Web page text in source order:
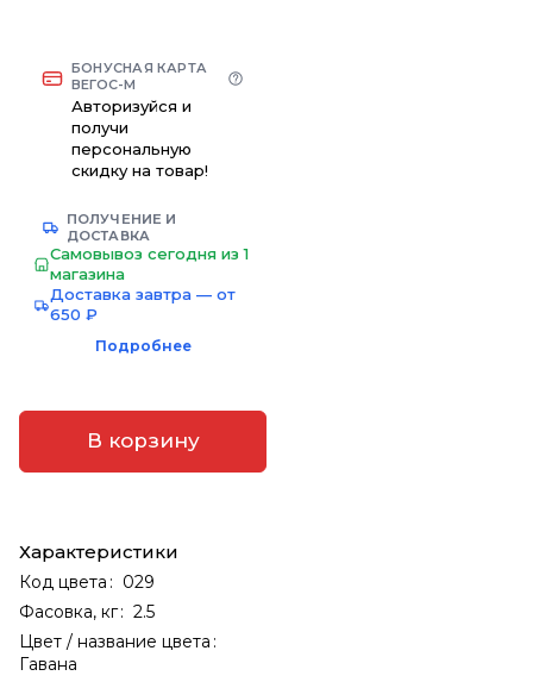
БОНУСНАЯ КАРТА
ВЕГОС-М
Авторизуйся и
получи
персональную
скидку на товар!
ПОЛУЧЕНИЕ И
ДОСТАВКА
Самовывоз сегодня из 1
магазина
Доставка завтра — от
650 ₽
Подробнее
В корзину
Характеристики
Код цвета : 029
Фасовка, кг: 2.5
Цвет / название цвета :
Гавана